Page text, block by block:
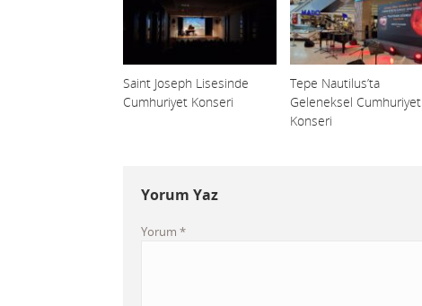
Saint Joseph Lisesinde
Cumhuriyet Konseri
Tepe Nautilus’ta
Geleneksel Cumhuriyet
Konseri
Yorum Yaz
Yorum *